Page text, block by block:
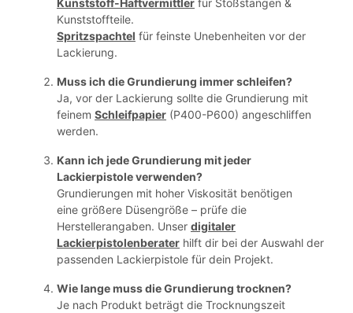
Kunststoff-Haftvermittler für Stoßstangen &
Kunststoffteile.
Spritzspachtel für feinste Unebenheiten vor der
Lackierung.
Muss ich die Grundierung immer schleifen?
Ja, vor der Lackierung sollte die Grundierung mit
feinem Schleifpapier (P400-P600) angeschliffen
werden.
Kann ich jede Grundierung mit jeder
Lackierpistole verwenden?
Grundierungen mit hoher Viskosität benötigen
eine größere Düsengröße – prüfe die
Herstellerangaben. Unser digitaler
Lackierpistolenberater hilft dir bei der Auswahl der
passenden Lackierpistole für dein Projekt.
Wie lange muss die Grundierung trocknen?
Je nach Produkt beträgt die Trocknungszeit